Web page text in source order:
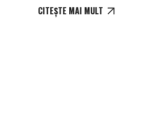
CITEȘTE MAI MULT